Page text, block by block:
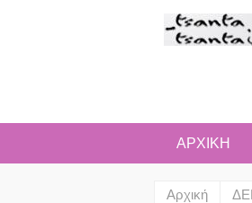
ΑΡΧΙΚΗ
Αρχική